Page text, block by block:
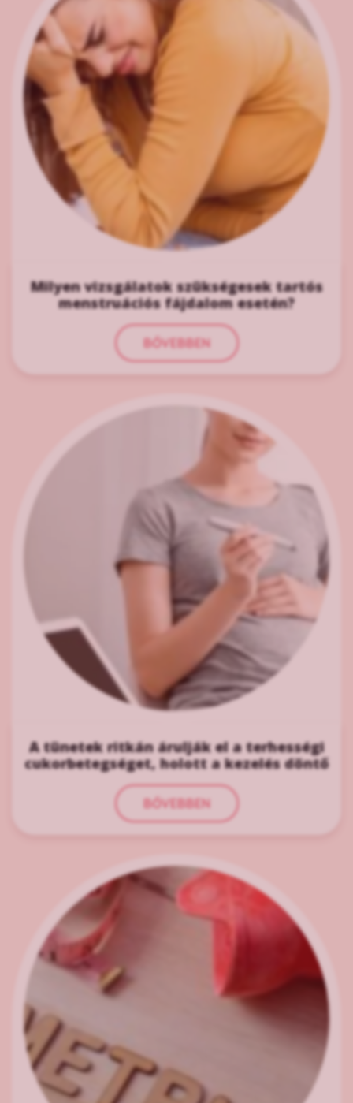
Milyen vizsgálatok szükségesek tartós
menstruációs fájdalom esetén?
BŐVEBBEN
A tünetek ritkán árulják el a terhességi
cukorbetegséget, holott a kezelés döntő
BŐVEBBEN